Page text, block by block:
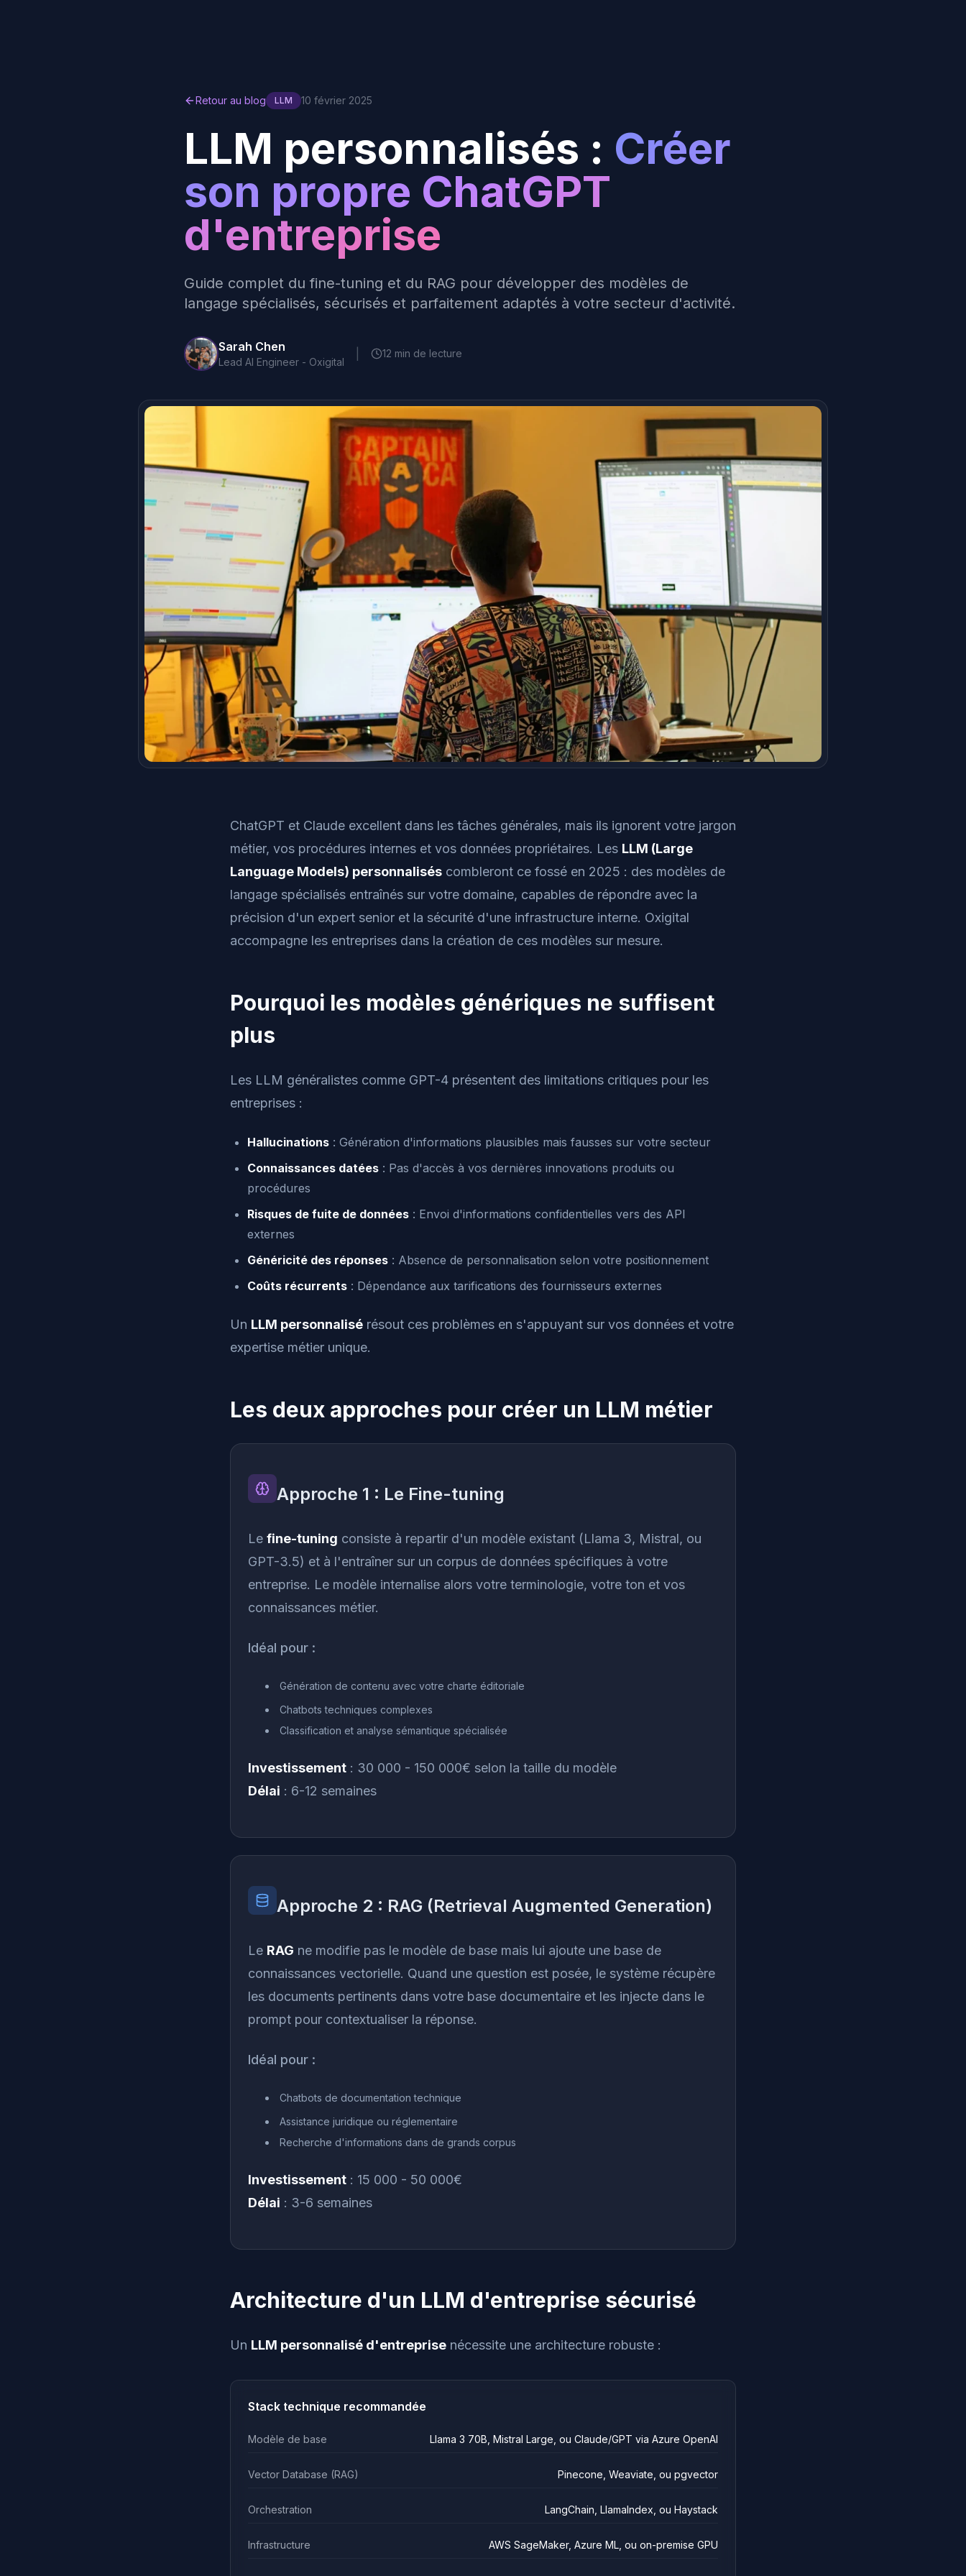
Retour au blog LLM 10 février 2025
LLM personnalisés : Créer
son propre ChatGPT
d'entreprise
Guide complet du fine-tuning et du RAG pour développer des modèles de
langage spécialisés, sécurisés et parfaitement adaptés à votre secteur d'activité.
Sarah Chen
Lead AI Engineer - Oxigital
12 min de lecture
ChatGPT et Claude excellent dans les tâches générales, mais ils ignorent votre jargon
métier, vos procédures internes et vos données propriétaires. Les LLM (Large
Language Models) personnalisés combleront ce fossé en 2025 : des modèles de
langage spécialisés entraînés sur votre domaine, capables de répondre avec la
précision d'un expert senior et la sécurité d'une infrastructure interne. Oxigital
accompagne les entreprises dans la création de ces modèles sur mesure.
Pourquoi les modèles génériques ne suffisent
plus
Les LLM généralistes comme GPT-4 présentent des limitations critiques pour les
entreprises :
Hallucinations : Génération d'informations plausibles mais fausses sur votre secteur
Connaissances datées : Pas d'accès à vos dernières innovations produits ou
procédures
Risques de fuite de données : Envoi d'informations confidentielles vers des API
externes
Généricité des réponses : Absence de personnalisation selon votre positionnement
Coûts récurrents : Dépendance aux tarifications des fournisseurs externes
Un LLM personnalisé résout ces problèmes en s'appuyant sur vos données et votre
expertise métier unique.
Les deux approches pour créer un LLM métier
Approche 1 : Le Fine-tuning
Le fine-tuning consiste à repartir d'un modèle existant (Llama 3, Mistral, ou
GPT-3.5) et à l'entraîner sur un corpus de données spécifiques à votre
entreprise. Le modèle internalise alors votre terminologie, votre ton et vos
connaissances métier.
Idéal pour :
Génération de contenu avec votre charte éditoriale
Chatbots techniques complexes
Classification et analyse sémantique spécialisée
Investissement : 30 000 - 150 000€ selon la taille du modèle
Délai : 6-12 semaines
Approche 2 : RAG (Retrieval Augmented Generation)
Le RAG ne modifie pas le modèle de base mais lui ajoute une base de
connaissances vectorielle. Quand une question est posée, le système récupère
les documents pertinents dans votre base documentaire et les injecte dans le
prompt pour contextualiser la réponse.
Idéal pour :
Chatbots de documentation technique
Assistance juridique ou réglementaire
Recherche d'informations dans de grands corpus
Investissement : 15 000 - 50 000€
Délai : 3-6 semaines
Architecture d'un LLM d'entreprise sécurisé
Un LLM personnalisé d'entreprise nécessite une architecture robuste :
Stack technique recommandée
Modèle de base Llama 3 70B, Mistral Large, ou Claude/GPT via Azure OpenAI
Vector Database (RAG) Pinecone, Weaviate, ou pgvector
Orchestration LangChain, LlamaIndex, ou Haystack
Infrastructure AWS SageMaker, Azure ML, ou on-premise GPU